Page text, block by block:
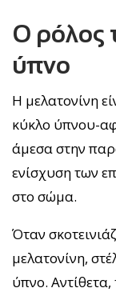
Ο ρόλος
ύπνο
Η μελατονίνη
κύκλο ύπνου-
άμεσα στην
ενίσχυση των
στο σώμα.
Όταν
μελατονίνη,
ύπνο. Αντίθετα,